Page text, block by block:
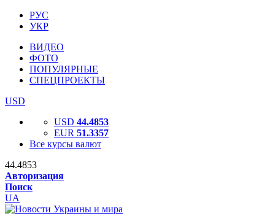
РУС
УКР
ВИДЕО
ФОТО
ПОПУЛЯРНЫЕ
СПЕЦПРОЕКТЫ
USD
USD 44.4853
EUR 51.3357
Все курсы валют
44.4853
Авторизация
Поиск
UA